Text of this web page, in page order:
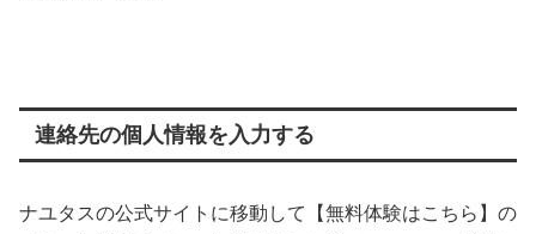
連絡先の個人情報を入力する
ナユタスの公式サイトに移動して【無料体験はこちら】の